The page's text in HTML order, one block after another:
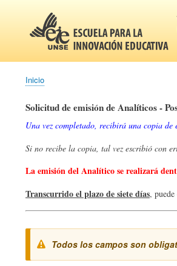
Sobrescribir
enlaces
ayuda
a
la
navegación
Inicio
Solicitud de emisión de Analíticos -
Una vez completado, recibirá una copia
Si no recibe la copia, tal vez escribió con
La emisión del Analítico se realizará
Transcurrido el plazo de siete días,
Mensaje
Todos los campos son